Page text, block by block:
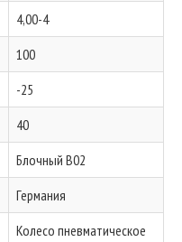
4,00-4
100
-25
40
Блочный B02
Германия
Колесо пневматическое